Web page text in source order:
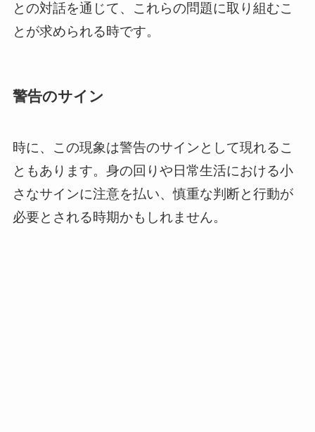
との対話を通じて、これらの問題に取り組むこ
とが求められる時です。
警告のサイン
時に、この現象は警告のサインとして現れるこ
ともあります。身の回りや日常生活における小
さなサインに注意を払い、慎重な判断と行動が
必要とされる時期かもしれません。